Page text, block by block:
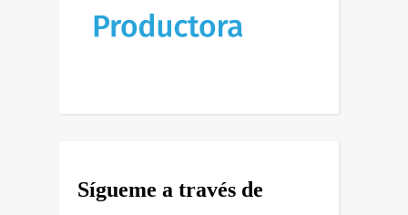
Sígueme a través de